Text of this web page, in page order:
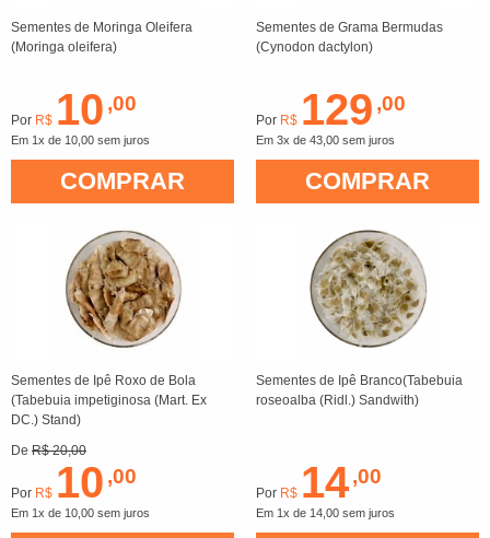
Sementes de Moringa Oleifera
(Moringa oleifera)
Por R$ 10 ,00
Em 1x de 10,00 sem juros
COMPRAR
Sementes de Grama Bermudas
(Cynodon dactylon)
Por R$ 129 ,00
Em 3x de 43,00 sem juros
COMPRAR
Sementes de Ipê Roxo de Bola
(Tabebuia impetiginosa (Mart. Ex
DC.) Stand)
De R$ 20,00
Por R$ 10 ,00
Em 1x de 10,00 sem juros
Sementes de Ipê Branco(Tabebuia
roseoalba (Ridl.) Sandwith)
Por R$ 14,00
Em 1x de 14,00 sem juros